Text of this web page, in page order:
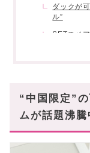
ダックが
ル”
SETのベ
お部屋に
もこもこ
スタハ編
“中国限定”
ムが話題沸